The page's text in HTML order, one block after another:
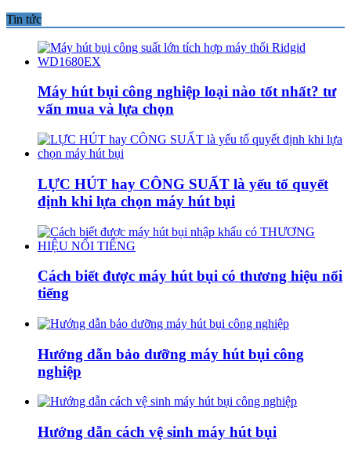
Tin tức
Máy hút bụi công nghiệp loại nào tốt nhất? tư
vấn mua và lựa chọn
LỰC HÚT hay CÔNG SUẤT là yếu tố quyết
định khi lựa chọn máy hút bụi
Cách biết được máy hút bụi có thương hiệu nổi
tiếng
Hướng dẫn bảo dưỡng máy hút bụi công
nghiệp
Hướng dẫn cách vệ sinh máy hút bụi